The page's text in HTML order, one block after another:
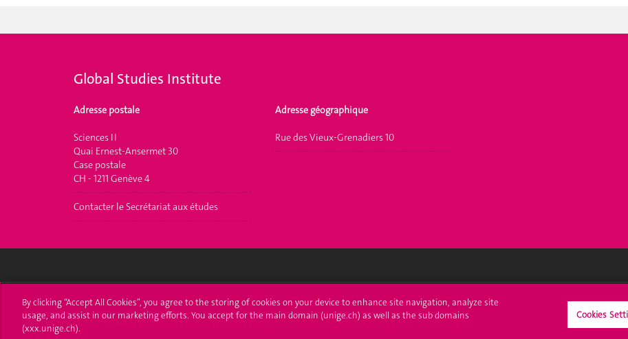
Global Studies Institute
Adresse postale
Sciences II
Quai Ernest-Ansermet 30
Case postale
CH - 1211 Genève 4
Contacter le Secrétariat aux études
Adresse géographique
Rue des Vieux-Grenadiers 10
24 rue du Général-Dufour
Immatriculations
By clicking “Accept All Cookies”, you agree to the storing of cookies on your device to enhance site navigation, analyze site
usage, and assist in our marketing efforts. You accept for the main domain (unige.ch) as well as the sub domains
(xxx.unige.ch).
Cookies